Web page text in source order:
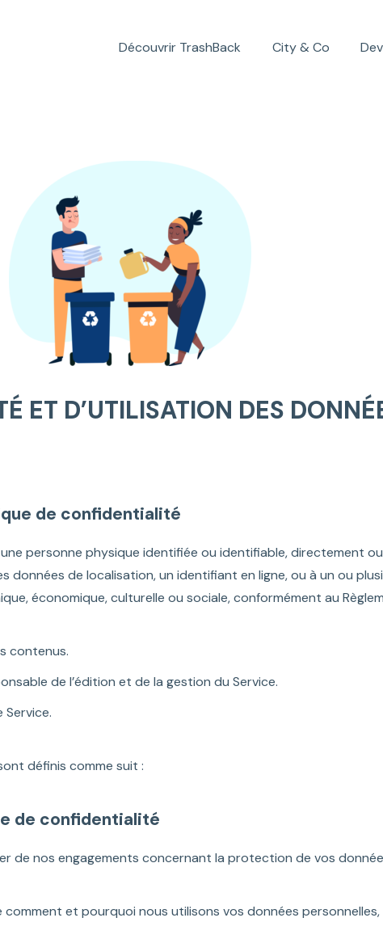
Découvrir TrashBack City & Co
ET D’UTILISATION DES
de confidentialité
personne physique identifiée ou identifiable, directement
données de localisation, un identifiant en ligne, ou à un ou
économique, culturelle ou sociale, conformément au
contenus.
de l’édition et de la gestion du Service.
définis comme suit :
de confidentialité
de nos engagements concernant la protection de vos
et pourquoi nous utilisons vos données personnelles,